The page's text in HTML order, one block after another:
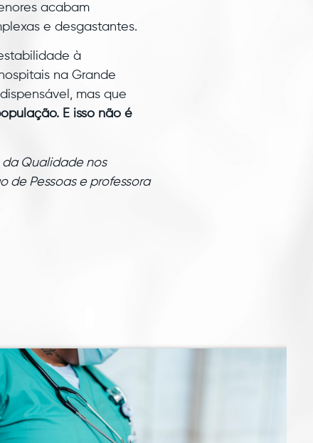
acabam
e desgastantes.
à
na Grande
mas que
E isso não é
Qualidade nos
de Pessoas e professora